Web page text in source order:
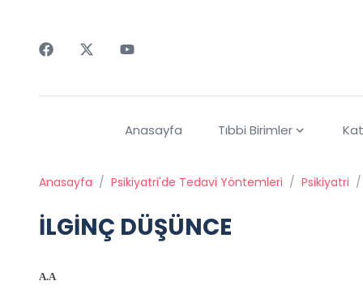
Anasayfa Tıbbi Birimler
Anasayfa / Psikiyatri'de Tedavi Yöntemleri / Psikiyatri /
İLGİNÇ DÜŞÜNCE
A.A